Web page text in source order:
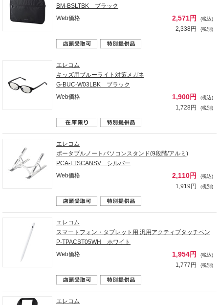
BM-BSLTBK ブラック
Web価格
2,571円 (税込)
2,338円 (税別)
エレコム
キッズ用ブルーライト対策メガネ
G-BUC-W03LBK ブラック
Web価格
1,900円 (税込)
1,728円 (税別)
エレコム
ポータブルノートパソコンスタンド(9段階/アルミ)
PCA-LTSCANSV シルバー
Web価格
2,110円 (税込)
1,919円 (税別)
エレコム
スマートフォン・タブレット用 汎用アクティブタッチペン
P-TPACST05WH ホワイト
Web価格
1,954円 (税込)
1,777円 (税別)
エレコム